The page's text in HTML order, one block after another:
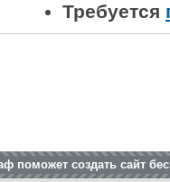
Требуется
поможет создать сайт